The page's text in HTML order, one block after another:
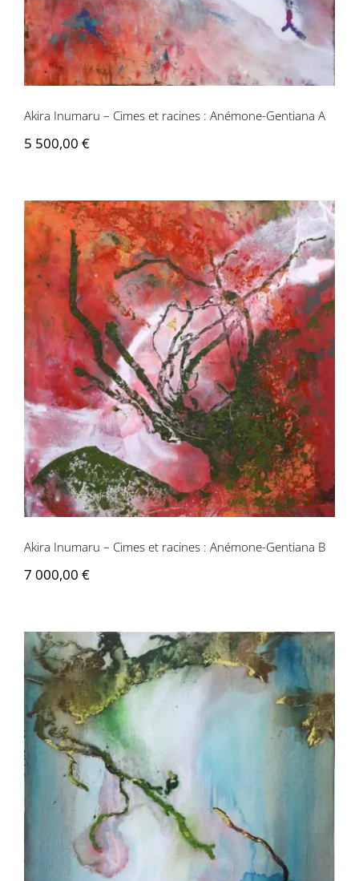
Akira Inumaru – Cimes et racines : Anémone-Gentiana A
5 500,00 €
Akira Inumaru – Cimes et racines :
Anémone-Gentiana B
Akira Inumaru – Cimes et racines : Anémone-Gentiana B
7 000,00 €
Akira Inumaru – Cimes et racines :
Ranunculus- Anémone